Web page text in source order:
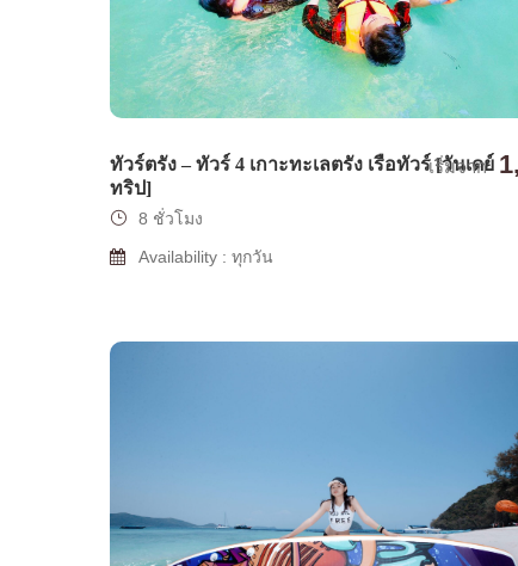
ทัวร์ตรัง – ทัวร์ 4 เกาะทะเลตรัง เรือทัวร์ [วันเดย์
ทริป]
เริ่มจาก
8 ชั่วโมง
Availability : ทุกวัน